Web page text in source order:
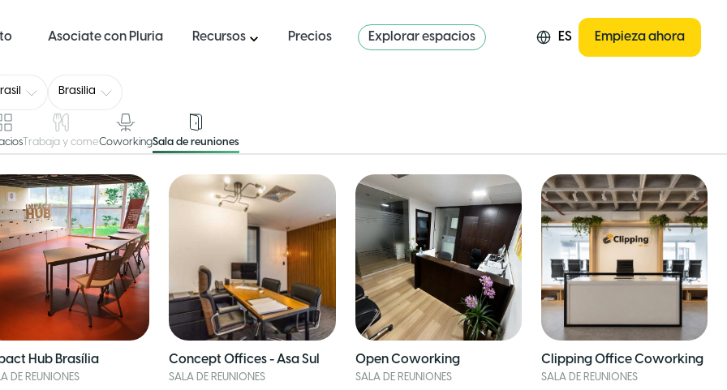
Asociate con Pluria Recursos Precios Explorar espacios ES Empieza ahora
Brasilia
Trabaja y comeCoworkingSala de reuniones
Hub Brasília
DE REUNIONES
Concept Offices - Asa Sul
SALA DE REUNIONES
Open Coworking
SALA DE REUNIONES
Clipping Office Coworking
SALA DE REUNIONES